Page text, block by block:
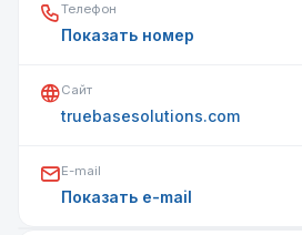
Телефон
Показать номер
Сайт
truebasesolutions.com
E-mail
Показать e-mail